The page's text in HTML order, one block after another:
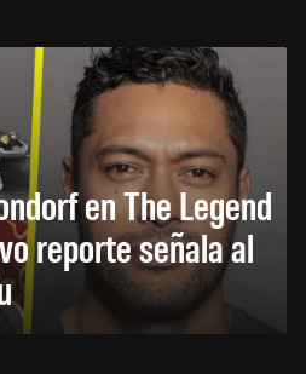
en The Legend
reporte señala al